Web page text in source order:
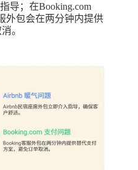
导；在Booking.com
外包会在两分钟内提供
。